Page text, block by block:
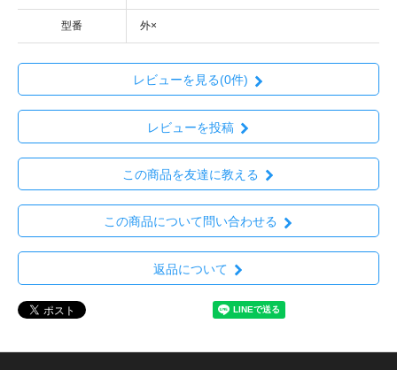
型番 外×
レビューを見る(0件)
レビューを投稿
この商品を友達に教える
この商品について問い合わせる
返品について